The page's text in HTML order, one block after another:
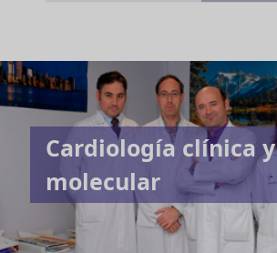
Cardiología clínica y
molecular